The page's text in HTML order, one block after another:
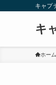
キャプ
キ
ホーム